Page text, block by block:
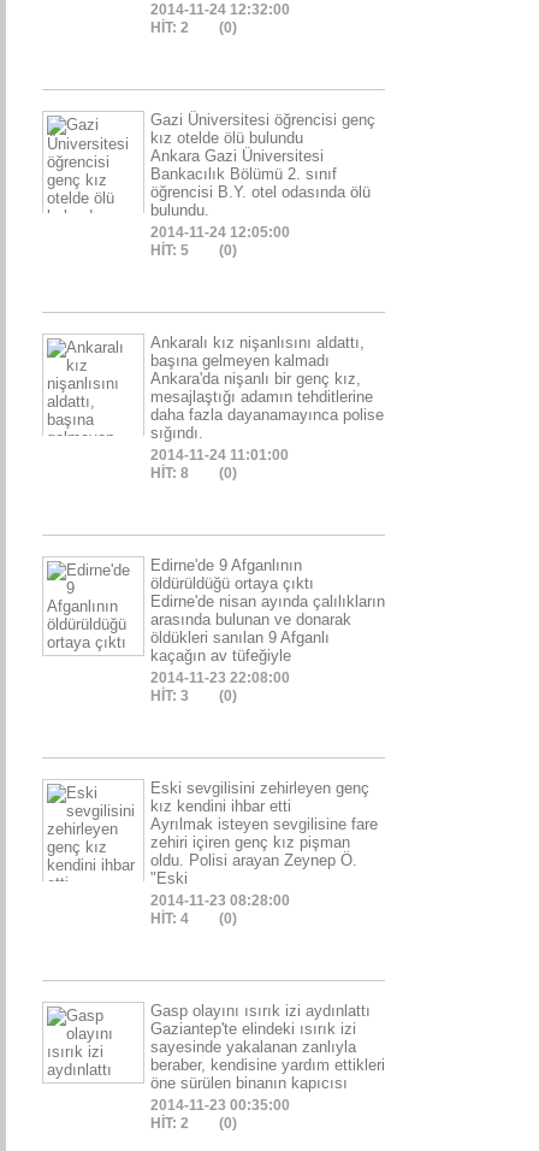
2014-11-24 12:32:00
HİT: 2
(0)
Gazi Üniversitesi öğrencisi genç
kız otelde ölü bulundu
Ankara Gazi Üniversitesi
Bankacılık Bölümü 2. sınıf
öğrencisi B.Y. otel odasında ölü
bulundu.
2014-11-24 12:05:00
HİT: 5
(0)
Ankaralı kız nişanlısını aldattı,
başına gelmeyen kalmadı
Ankara'da nişanlı bir genç kız,
mesajlaştığı adamın tehditlerine
daha fazla dayanamayınca polise
sığındı.
2014-11-24 11:01:00
HİT: 8
(0)
Edirne'de 9 Afganlının
öldürüldüğü ortaya çıktı
Edirne'de nisan ayında çalılıkların
arasında bulunan ve donarak
öldükleri sanılan 9 Afganlı
kaçağın av tüfeğiyle
2014-11-23 22:08:00
HİT: 3
(0)
Eski sevgilisini zehirleyen genç
kız kendini ihbar etti
Ayrılmak isteyen sevgilisine fare
zehiri içiren genç kız pişman
oldu. Polisi arayan Zeynep Ö.
"Eski
2014-11-23 08:28:00
HİT: 4
(0)
Gasp olayını ısırık izi aydınlattı
Gaziantep'te elindeki ısırık izi
sayesinde yakalanan zanlıyla
beraber, kendisine yardım ettikleri
öne sürülen binanın kapıcısı
2014-11-23 00:35:00
HİT: 2
(0)